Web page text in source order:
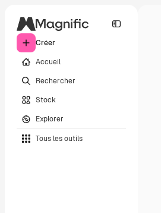
Créer
Accueil
Rechercher
Stock
Explorer
Tous les outils